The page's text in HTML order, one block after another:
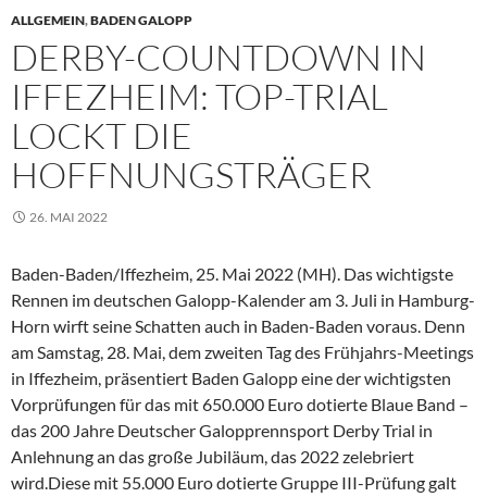
ALLGEMEIN,BADEN GALOPP
DERBY-COUNTDOWN IN
IFFEZHEIM: TOP-TRIAL
LOCKT DIE
HOFFNUNGSTRÄGER
26. MAI 2022
Baden-Baden/Iffezheim, 25. Mai 2022 (MH). Das wichtigste
Rennen im deutschen Galopp-Kalender am 3. Juli in Hamburg-
Horn wirft seine Schatten auch in Baden-Baden voraus. Denn
am Samstag, 28. Mai, dem zweiten Tag des Frühjahrs-Meetings
in Iffezheim, präsentiert Baden Galopp eine der wichtigsten
Vorprüfungen für das mit 650.000 Euro dotierte Blaue Band –
das 200 Jahre Deutscher Galopprennsport Derby Trial in
Anlehnung an das große Jubiläum, das 2022 zelebriert
wird.Diese mit 55.000 Euro dotierte Gruppe III-Prüfung galt